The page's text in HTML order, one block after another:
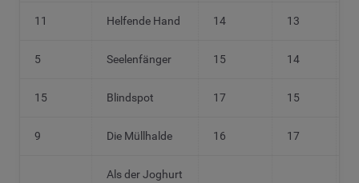
11 Helfende Hand 14 13
5 Seelenfänger 15 14
15 Blindspot 17 15
9 Die Müllhalde 16 17
Als der Joghurt